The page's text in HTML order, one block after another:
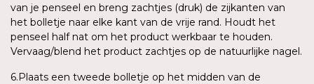
van je penseel en breng zachtjes (druk) de zijkanten van
het bolletje naar elke kant van de vrije rand. Houdt het
penseel half nat om het product werkbaar te houden.
Vervaag/blend het product zachtjes op de natuurlijke nagel.
6.Plaats een tweede bolletje op het midden van de